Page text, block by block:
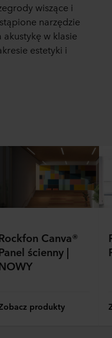
wiszące i
narzędzie
w klasie
estetyki i
Canva®
ścienny |
produkty